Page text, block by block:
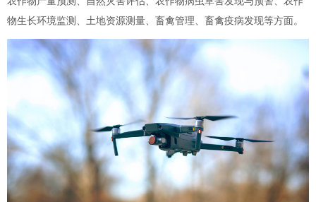
物生长环境监测、土地资源测量、畜禽管理、畜禽疫病发现等方面。